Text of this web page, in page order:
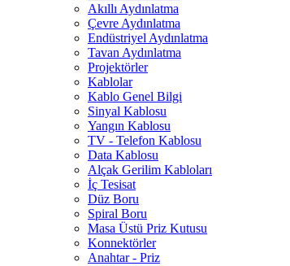
Akıllı Aydınlatma
Çevre Aydınlatma
Endüstriyel Aydınlatma
Tavan Aydınlatma
Projektörler
Kablolar
Kablo Genel Bilgi
Sinyal Kablosu
Yangın Kablosu
TV - Telefon Kablosu
Data Kablosu
Alçak Gerilim Kabloları
İç Tesisat
Düz Boru
Spiral Boru
Masa Üstü Priz Kutusu
Konnektörler
Anahtar - Priz